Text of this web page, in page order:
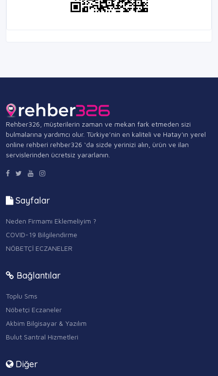
Rehber326, müşterilerin zaman ve mekan fark etmeden sizi
bulmalarına yardımcı olur. Türkiye’nin en kaliteli ve Hatay'ın yerel
online rehberi rehber326 ‘da sizde yerinizi alın, ürün ve ilan
servislerinden ücretsiz yararlanın.
Sayfalar
Neden Firmamı Eklemeliyim ?
COVID-19 Bilgilendirme
NÖBETÇİ ECZANELER
Bağlantılar
Toplu Sms
Nöbetçi Eczaneler
Akbim Bilgisayar & Yazılım
Bulut Santral Hizmetleri
Diğer